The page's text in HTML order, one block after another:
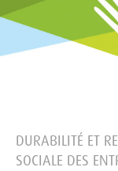
DURABILITÉ ET
SOCIALE DES